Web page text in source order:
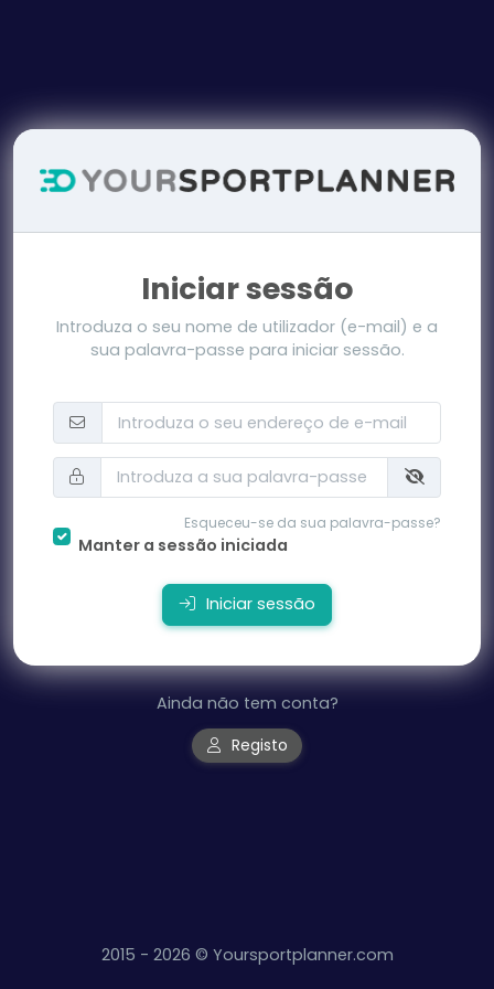
Iniciar sessão
Introduza o seu nome de utilizador (e-mail) e a
sua palavra-passe para iniciar sessão.
Esqueceu-se da sua palavra-passe?
Manter a sessão iniciada
Iniciar sessão
Ainda não tem conta?
Registo
2015 - 2026 © Yoursportplanner.com